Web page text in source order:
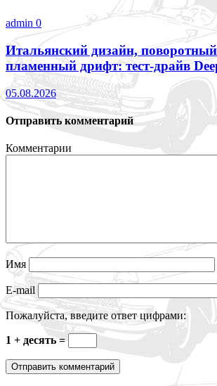
admin 0
Итальянский дизайн,
пламенный дрифт: тест-драйв
05.08.2026
Отправить комментарий
Комментарии
Имя
E-mail
Пожалуйста, введите ответ цифрами:
1 + десять =